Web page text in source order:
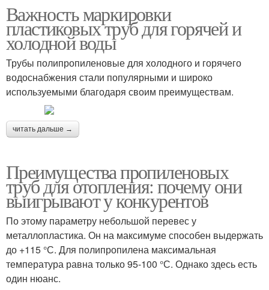
Важность маркировки
пластиковых труб для горячей и
холодной воды
Трубы полипропиленовые для холодного и горячего
водоснабжения стали популярными и широко
используемыми благодаря своим преимуществам.
читать дальше →
Преимущества пропиленовых
труб для отопления: почему они
выигрывают у конкурентов
По этому параметру небольшой перевес у
металлопластика. Он на максимуме способен выдержать
до +115 °С. Для полипропилена максимальная
температура равна только 95-100 °С. Однако здесь есть
один нюанс.